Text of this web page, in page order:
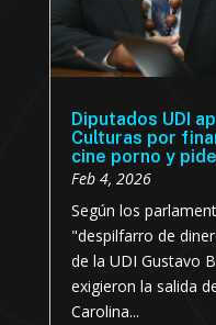
Diputados UDI
Culturas por
cine porno y
Feb 4, 2026
Según los
"despilfarro de
de la UDI Gustavo
exigieron la salida
Carolina...